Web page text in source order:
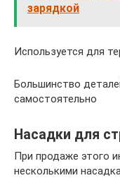
зарядкой
Используется для
Большинство
самостоятельно
Насадки для
При продаже этого
несколькими